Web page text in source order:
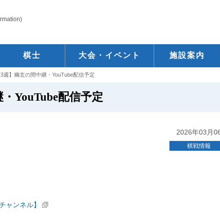
棋士 大会・イベント 施設案内
3週】幽玄の間中継・YouTube配信予定
YouTube配信予定
2026年03月
棋戦情報
ャンネル】